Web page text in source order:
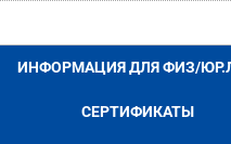
ИНФОРМАЦИЯ ДЛЯ ФИЗ/
СЕРТИФИКАТЫ